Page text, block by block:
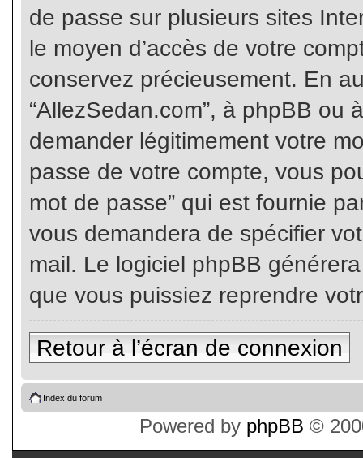
de passe sur plusieurs sites
le moyen d’accès de votre
conservez précieusement. En
“AllezSedan.com”, à phpBB ou
demander légitimement votre
passe de votre compte, vous
mot de passe” qui est fournie
vous demandera de spécifier
mail. Le logiciel phpBB
que vous puissiez reprendre
Retour à l’écran de connexion
Index du forum
Powered by phpBB ©